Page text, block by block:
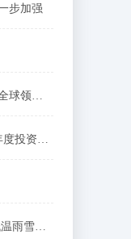
步加强
专访波士顿咨询全球主席：企业想成为全球领先者不能错过中国市场
浙江美丽大花园建设：183个重大项目年度投资1995亿元
全力以赴抗凝冻保民生 贵州积极应对低温雨雪天气